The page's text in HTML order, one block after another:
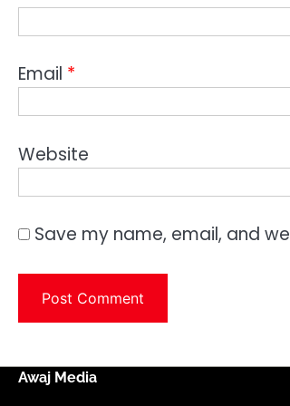
Email *
Website
Save my name, email, and
Awaj Media